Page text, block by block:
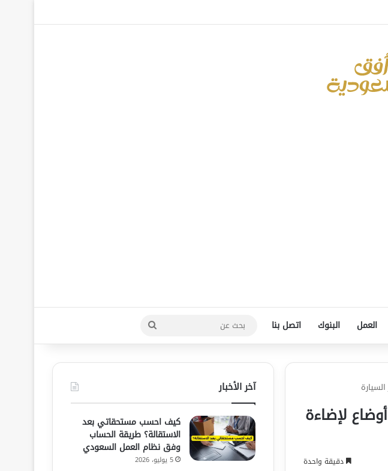
العمل البنوك اتصل بنا
بحث
عن
المرور السعودي يُعلن عن مخالفة مرورية جديدة بسبب 4 أوضاع لإضاءة
دقيقة واحدة
آخر الأخبار
كيف احسب مستحقاتي بعد
الاستقالة؟ طريقة الحساب
وفق نظام العمل السعودي
5 يوليو، 2026